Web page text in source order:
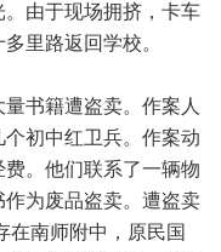
由于现场拥挤，卡车
里路返回学校。
书籍遭盗卖。作案人
初中红卫兵。作案动
。他们联系了一辆物
为废品盗卖。遭盗卖
在南师附中，原民国